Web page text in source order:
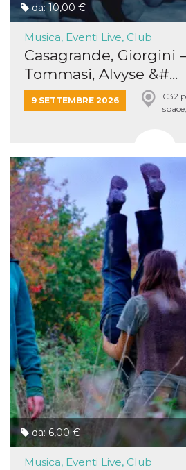
da: 10,00 €
Musica, Eventi Live, Club
Casagrande, Giorgini
Tommasi, Alvyse &#...
9 SETTEMBRE 2026
C32
da: 6,00 €
Musica, Eventi Live, Club